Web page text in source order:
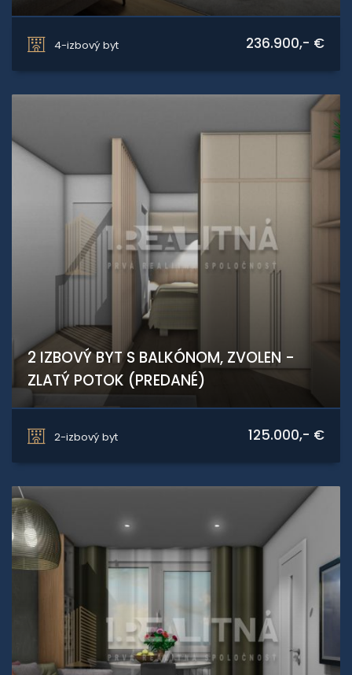
4-izbový byt
236.900,- €
2 IZBOVÝ BYT S BALKÓNOM, ZVOLEN -
ZLATÝ POTOK (PREDANÉ)
2-izbový byt
125.000,- €